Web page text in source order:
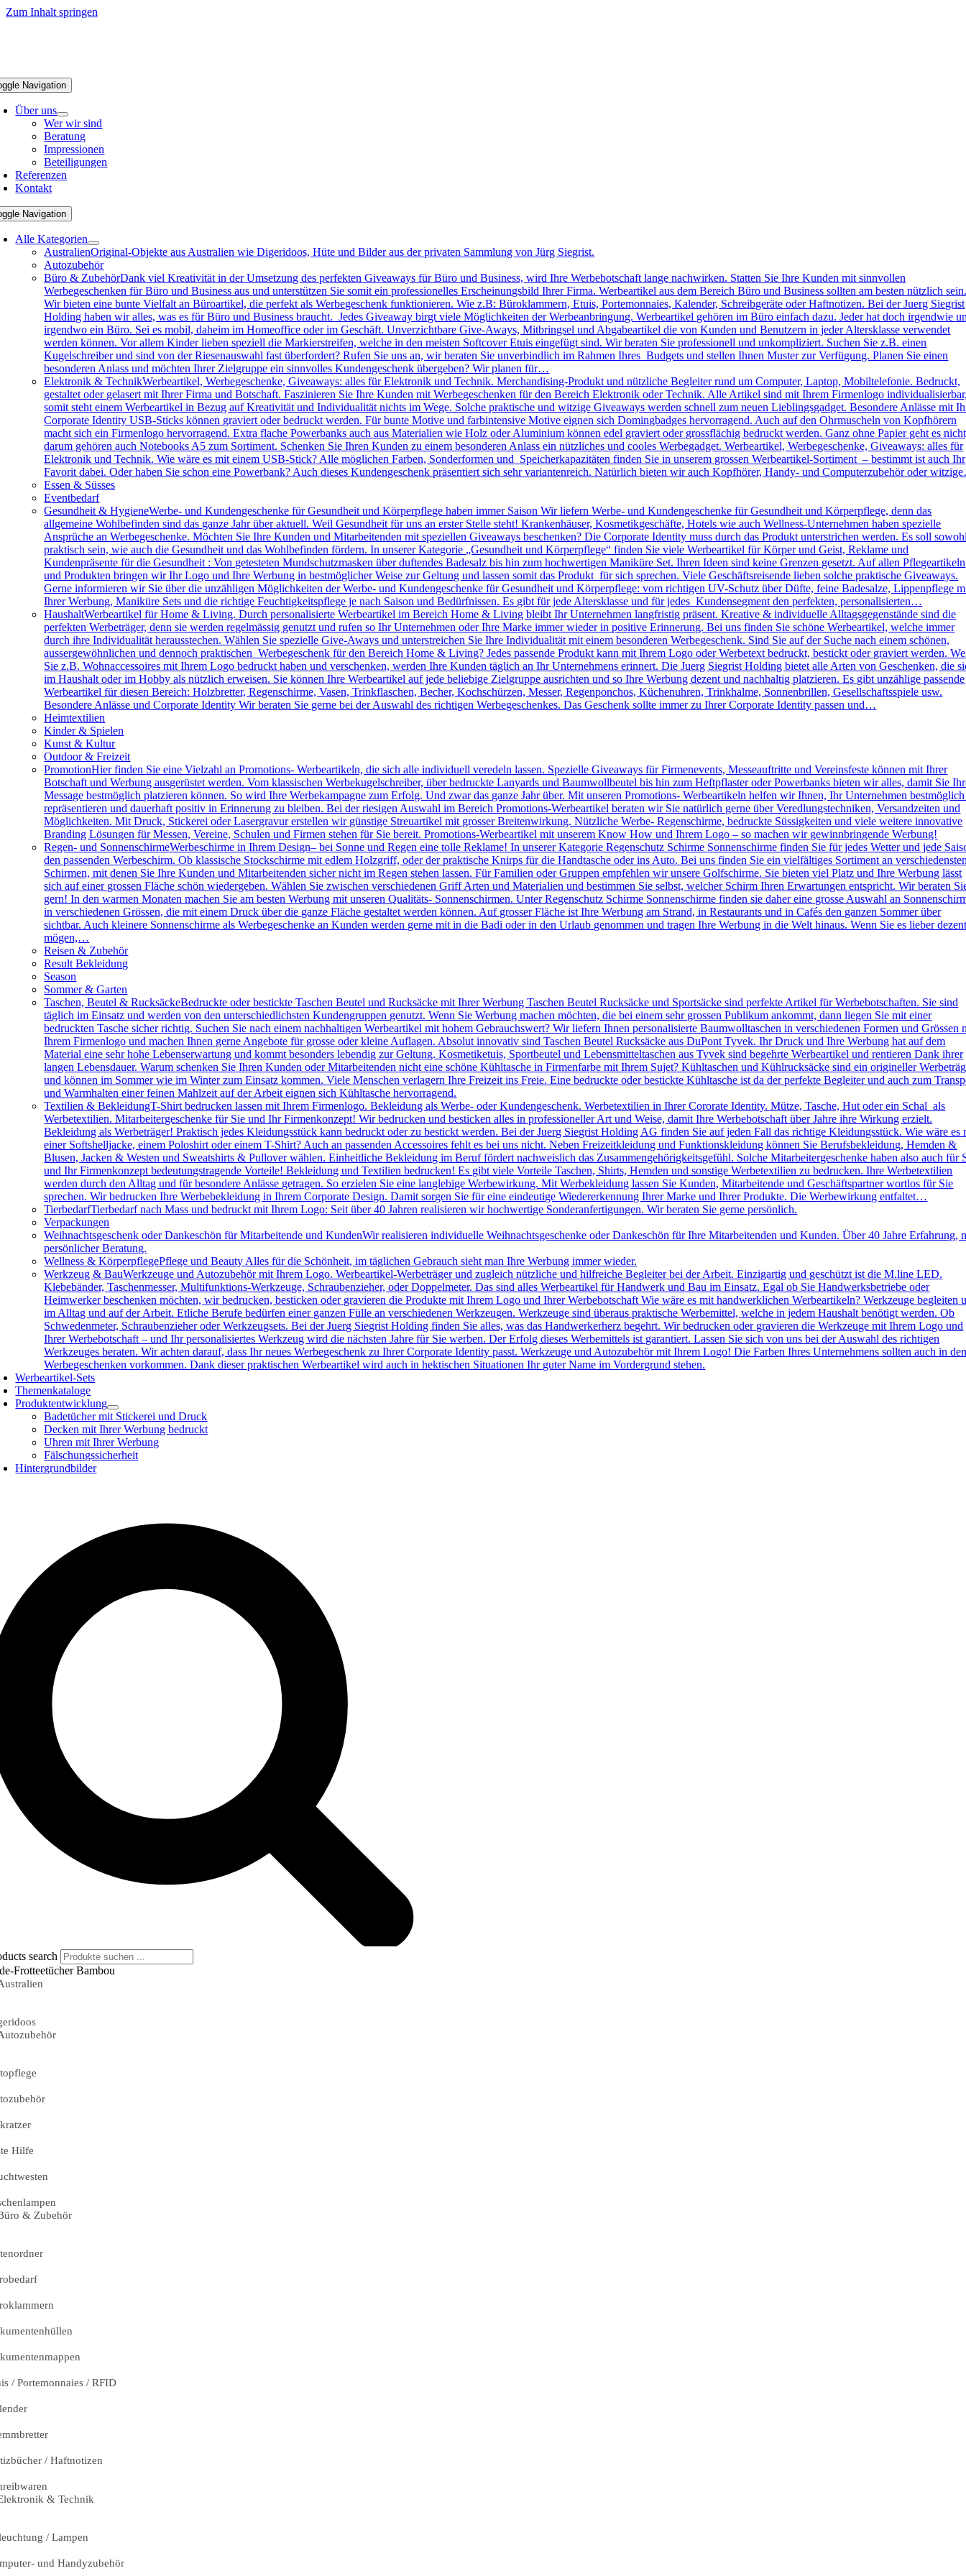
Zum Inhalt springen
Navigation
Über uns
Wer wir sind
Beratung
Impressionen
Beteiligungen
Referenzen
Kontakt
Navigation
Alle Kategorien
AustralienOriginal-Objekte aus Australien wie Digeridoos, Hüte und Bilder aus der privaten Sammlung von Jürg Siegrist.
Autozubehör
Büro & ZubehörDank viel Kreativität in der Umsetzung des perfekten Giveaways für Büro und Business, wird Ihre Werbebotschaft lange nachwirken. Statten Sie Ihre Kunden mit sinnvollen
Werbegeschenken für Büro und Business aus und unterstützen Sie somit ein professionelles Erscheinungsbild Ihrer Firma. Werbeartikel aus dem Bereich Büro und Business sollten am besten nützlich
Wir bieten eine bunte Vielfalt an Büroartikel, die perfekt als Werbegeschenk funktionieren. Wie z.B: Büroklammern, Etuis, Portemonnaies, Kalender, Schreibgeräte oder Haftnotizen. Bei der Juerg Siegrist
Holding haben wir alles, was es für Büro und Business braucht. Jedes Giveaway birgt viele Möglichkeiten der Werbeanbringung. Werbeartikel gehören im Büro einfach dazu. Jeder hat doch irgendwie
irgendwo ein Büro. Sei es mobil, daheim im Homeoffice oder im Geschäft. Unverzichtbare Give-Aways, Mitbringsel und Abgabeartikel die von Kunden und Benutzern in jeder Altersklasse verwendet
werden können. Vor allem Kinder lieben speziell die Markierstreifen, welche in den meisten Softcover Etuis eingefügt sind. Wir beraten Sie professionell und unkompliziert. Suchen Sie z.B. einen
Kugelschreiber und sind von der Riesenauswahl fast überfordert? Rufen Sie uns an, wir beraten Sie unverbindlich im Rahmen Ihres Budgets und stellen Ihnen Muster zur Verfügung. Planen Sie einen
besonderen Anlass und möchten Ihrer Zielgruppe ein sinnvolles Kundengeschenk übergeben? Wir planen für…
Elektronik & TechnikWerbeartikel, Werbegeschenke, Giveaways: alles für Elektronik und Technik. Merchandising-Produkt und nützliche Begleiter rund um Computer, Laptop, Mobiltelefonie. Bedruckt,
gestaltet oder gelasert mit Ihrer Firma und Botschaft. Faszinieren Sie Ihre Kunden mit Werbegeschenken für den Bereich Elektronik oder Technik. Alle Artikel sind mit Ihrem Firmenlogo
somit steht einem Werbeartikel in Bezug auf Kreativität und Individualität nichts im Wege. Solche praktische und witzige Giveaways werden schnell zum neuen Lieblingsgadget. Besondere Anlässe mit
Corporate Identity USB-Sticks können graviert oder bedruckt werden. Für bunte Motive und farbintensive Motive eignen sich Domingbadges hervorragend. Auch auf den Ohrmuscheln von Kopfhörern
macht sich ein Firmenlogo hervorragend. Extra flache Powerbanks auch aus Materialien wie Holz oder Aluminium können edel graviert oder grossflächig bedruckt werden. Ganz ohne Papier geht es
darum gehören auch Notebooks A5 zum Sortiment. Schenken Sie Ihren Kunden zu einem besonderen Anlass ein nützliches und cooles Werbegadget. Werbeartikel, Werbegeschenke, Giveaways: alles für
Elektronik und Technik. Wie wäre es mit einem USB-Stick? Alle möglichen Farben, Sonderformen und Speicherkapazitäten finden Sie in unserem grossen Werbeartikel-Sortiment – bestimmt ist auch Ihr
Favorit dabei. Oder haben Sie schon eine Powerbank? Auch dieses Kundengeschenk präsentiert sich sehr variantenreich. Natürlich bieten wir auch Kopfhörer, Handy- und Computerzubehör oder
Essen & Süsses
Eventbedarf
Gesundheit & HygieneWerbe- und Kundengeschenke für Gesundheit und Körperpflege haben immer Saison Wir liefern Werbe- und Kundengeschenke für Gesundheit und Körperpflege, denn das
allgemeine Wohlbefinden sind das ganze Jahr über aktuell. Weil Gesundheit für uns an erster Stelle steht! Krankenhäuser, Kosmetikgeschäfte, Hotels wie auch Wellness-Unternehmen haben spezielle
Ansprüche an Werbegeschenke. Möchten Sie Ihre Kunden und Mitarbeitenden mit speziellen Giveaways beschenken? Die Corporate Identity muss durch das Produkt unterstrichen werden. Es soll
praktisch sein, wie auch die Gesundheit und das Wohlbefinden fördern. In unserer Kategorie „Gesundheit und Körperpflege“ finden Sie viele Werbeartikel für Körper und Geist, Reklame und
Kundenpräsente für die Gesundheit : Von getesteten Mundschutzmasken über duftendes Badesalz bis hin zum hochwertigen Maniküre Set. Ihren Ideen sind keine Grenzen gesetzt. Auf allen Pflegeartikeln
und Produkten bringen wir Ihr Logo und Ihre Werbung in bestmöglicher Weise zur Geltung und lassen somit das Produkt für sich sprechen. Viele Geschäftsreisende lieben solche praktische Giveaways.
Gerne informieren wir Sie über die unzähligen Möglichkeiten der Werbe- und Kundengeschenke für Gesundheit und Körperpflege: vom richtigen UV-Schutz über Düfte, feine Badesalze, Lippenpflege
Ihrer Werbung, Maniküre Sets und die richtige Feuchtigkeitspflege je nach Saison und Bedürfnissen. Es gibt für jede Altersklasse und für jedes Kundensegment den perfekten, personalisierten…
HaushaltWerbeartikel für Home & Living. Durch personalisierte Werbeartikel im Bereich Home & Living bleibt Ihr Unternehmen langfristig präsent. Kreative & individuelle Alltagsgegenstände sind die
perfekten Werbeträger, denn sie werden regelmässig genutzt und rufen so Ihr Unternehmen oder Ihre Marke immer wieder in positive Erinnerung. Bei uns finden Sie schöne Werbeartikel, welche immer
durch ihre Individualität herausstechen. Wählen Sie spezielle Give-Aways und unterstreichen Sie Ihre Individualität mit einem besonderen Werbegeschenk. Sind Sie auf der Suche nach einem schönen,
aussergewöhnlichen und dennoch praktischen Werbegeschenk für den Bereich Home & Living? Jedes passende Produkt kann mit Ihrem Logo oder Werbetext bedruckt, bestickt oder graviert werden.
Sie z.B. Wohnaccessoires mit Ihrem Logo bedruckt haben und verschenken, werden Ihre Kunden täglich an Ihr Unternehmens erinnert. Die Juerg Siegrist Holding bietet alle Arten von Geschenken, die
im Haushalt oder im Hobby als nützlich erweisen. Sie können Ihre Werbeartikel auf jede beliebige Zielgruppe ausrichten und so Ihre Werbung dezent und nachhaltig platzieren. Es gibt unzählige passende
Werbeartikel für diesen Bereich: Holzbretter, Regenschirme, Vasen, Trinkflaschen, Becher, Kochschürzen, Messer, Regenponchos, Küchenuhren, Trinkhalme, Sonnenbrillen, Gesellschaftsspiele usw.
Besondere Anlässe und Corporate Identity Wir beraten Sie gerne bei der Auswahl des richtigen Werbegeschenkes. Das Geschenk sollte immer zu Ihrer Corporate Identity passen und…
Heimtextilien
Kinder & Spielen
Kunst & Kultur
Outdoor & Freizeit
PromotionHier finden Sie eine Vielzahl an Promotions- Werbeartikeln, die sich alle individuell veredeln lassen. Spezielle Giveaways für Firmenevents, Messeauftritte und Vereinsfeste können mit Ihrer
Botschaft und Werbung ausgerüstet werden. Vom klassischen Werbekugelschreiber, über bedruckte Lanyards und Baumwollbeutel bis hin zum Heftpflaster oder Powerbanks bieten wir alles, damit Sie
Message bestmöglich platzieren können. So wird Ihre Werbekampagne zum Erfolg. Und zwar das ganze Jahr über. Mit unseren Promotions- Werbeartikeln helfen wir Ihnen, Ihr Unternehmen
repräsentieren und dauerhaft positiv in Erinnerung zu bleiben. Bei der riesigen Auswahl im Bereich Promotions-Werbeartikel beraten wir Sie natürlich gerne über Veredlungstechniken, Versandzeiten und
Möglichkeiten. Mit Druck, Stickerei oder Lasergravur erstellen wir günstige Streuartikel mit grosser Breitenwirkung. Nützliche Werbe- Regenschirme, bedruckte Süssigkeiten und viele weitere innovative
Branding Lösungen für Messen, Vereine, Schulen und Firmen stehen für Sie bereit. Promotions-Werbeartikel mit unserem Know How und Ihrem Logo – so machen wir gewinnbringende Werbung!
Regen- und SonnenschirmeWerbeschirme in Ihrem Design– bei Sonne und Regen eine tolle Reklame! In unserer Kategorie Regenschutz Schirme Sonnenschirme finden Sie für jedes Wetter und jede
den passenden Werbeschirm. Ob klassische Stockschirme mit edlem Holzgriff, oder der praktische Knirps für die Handtasche oder ins Auto. Bei uns finden Sie ein vielfältiges Sortiment an
Schirmen, mit denen Sie Ihre Kunden und Mitarbeitenden sicher nicht im Regen stehen lassen. Für Familien oder Gruppen empfehlen wir unsere Golfschirme. Sie bieten viel Platz und Ihre Werbung lässt
sich auf einer grossen Fläche schön wiedergeben. Wählen Sie zwischen verschiedenen Griff Arten und Materialien und bestimmen Sie selbst, welcher Schirm Ihren Erwartungen entspricht. Wir beraten
gern! In den warmen Monaten machen Sie am besten Werbung mit unseren Qualitäts- Sonnenschirmen. Unter Regenschutz Schirme Sonnenschirme finden sie daher eine grosse Auswahl an
in verschiedenen Grössen, die mit einem Druck über die ganze Fläche gestaltet werden können. Auf grosser Fläche ist Ihre Werbung am Strand, in Restaurants und in Cafés den ganzen Sommer über
sichtbar. Auch kleinere Sonnenschirme als Werbegeschenke an Kunden werden gerne mit in die Badi oder in den Urlaub genommen und tragen Ihre Werbung in die Welt hinaus. Wenn Sie es lieber
mögen,…
Reisen & Zubehör
Result Bekleidung
Season
Sommer & Garten
Taschen, Beutel & RucksäckeBedruckte oder bestickte Taschen Beutel und Rucksäcke mit Ihrer Werbung Taschen Beutel Rucksäcke und Sportsäcke sind perfekte Artikel für Werbebotschaften. Sie sind
täglich im Einsatz und werden von den unterschiedlichsten Kundengruppen genutzt. Wenn Sie Werbung machen möchten, die bei einem sehr grossen Publikum ankommt, dann liegen Sie mit einer
bedruckten Tasche sicher richtig. Suchen Sie nach einem nachhaltigen Werbeartikel mit hohem Gebrauchswert? Wir liefern Ihnen personalisierte Baumwolltaschen in verschiedenen Formen und Grössen
Ihrem Firmenlogo und machen Ihnen gerne Angebote für grosse oder kleine Auflagen. Absolut innovativ sind Taschen Beutel Rucksäcke aus DuPont Tyvek. Ihr Druck und Ihre Werbung hat auf dem
Material eine sehr hohe Lebenserwartung und kommt besonders lebendig zur Geltung. Kosmetiketuis, Sportbeutel und Lebensmitteltaschen aus Tyvek sind begehrte Werbeartikel und rentieren Dank ihrer
langen Lebensdauer. Warum schenken Sie Ihren Kunden oder Mitarbeitenden nicht eine schöne Kühltasche in Firmenfarbe mit Ihrem Sujet? Kühltaschen und Kühlrucksäcke sind ein origineller
und können im Sommer wie im Winter zum Einsatz kommen. Viele Menschen verlagern Ihre Freizeit ins Freie. Eine bedruckte oder bestickte Kühltasche ist da der perfekte Begleiter und auch zum
und Warmhalten einer feinen Mahlzeit auf der Arbeit eignen sich Kühltasche hervorragend.
Textilien & BekleidungT-Shirt bedrucken lassen mit Ihrem Firmenlogo. Bekleidung als Werbe- oder Kundengeschenk. Werbetextilien in Ihrer Cororate Identity. Mütze, Tasche, Hut oder ein Schal als
Werbetextilien. Mitarbeitergeschenke für Sie und Ihr Firmenkonzept! Wir bedrucken und besticken alles in professioneller Art und Weise, damit Ihre Werbebotschaft über Jahre ihre Wirkung erzielt.
Bekleidung als Werbeträger! Praktisch jedes Kleidungsstück kann bedruckt oder zu bestickt werden. Bei der Juerg Siegrist Holding AG finden Sie auf jeden Fall das richtige Kleidungsstück. Wie wäre es
einer Softshelljacke, einem Poloshirt oder einem T-Shirt? Auch an passenden Accessoires fehlt es bei uns nicht. Neben Freizeitkleidung und Funktionskleidung können Sie Berufsbekleidung, Hemden &
Blusen, Jacken & Westen und Sweatshirts & Pullover wählen. Einheitliche Bekleidung im Beruf fördert nachweislich das Zusammengehörigkeitsgefühl. Solche Mitarbeitergeschenke haben also auch für
und Ihr Firmenkonzept bedeutungstragende Vorteile! Bekleidung und Textilien bedrucken! Es gibt viele Vorteile Taschen, Shirts, Hemden und sonstige Werbetextilien zu bedrucken. Ihre Werbetextilien
werden durch den Alltag und für besondere Anlässe getragen. So erzielen Sie eine langlebige Werbewirkung. Mit Werbekleidung lassen Sie Kunden, Mitarbeitende und Geschäftspartner wortlos für Sie
sprechen. Wir bedrucken Ihre Werbebekleidung in Ihrem Corporate Design. Damit sorgen Sie für eine eindeutige Wiedererkennung Ihrer Marke und Ihrer Produkte. Die Werbewirkung entfaltet…
TierbedarfTierbedarf nach Mass und bedruckt mit Ihrem Logo: Seit über 40 Jahren realisieren wir hochwertige Sonderanfertigungen. Wir beraten Sie gerne persönlich.
Verpackungen
Weihnachtsgeschenk oder Dankeschön für Mitarbeitende und KundenWir realisieren individuelle Weihnachtsgeschenke oder Dankeschön für Ihre Mitarbeitenden und Kunden. Über 40 Jahre Erfahrung,
persönlicher Beratung.
Wellness & KörperpflegePflege und Beauty Alles für die Schönheit, im täglichen Gebrauch sieht man Ihre Werbung immer wieder.
Werkzeug & BauWerkzeuge und Autozubehör mit Ihrem Logo. Werbeartikel-Werbeträger und zugleich nützliche und hilfreiche Begleiter bei der Arbeit. Einzigartig und geschützt ist die M.line LED.
Klebebänder, Taschenmesser, Multifunktions-Werkzeuge, Schraubenzieher, oder Doppelmeter. Das sind alles Werbeartikel für Handwerk und Bau im Einsatz. Egal ob Sie Handwerksbetriebe oder
Heimwerker beschenken möchten, wir bedrucken, besticken oder gravieren die Produkte mit Ihrem Logo und Ihrer Werbebotschaft Wie wäre es mit handwerklichen Werbeartikeln? Werkzeuge begleiten
im Alltag und auf der Arbeit. Etliche Berufe bedürfen einer ganzen Fülle an verschiedenen Werkzeugen. Werkzeuge sind überaus praktische Werbemittel, welche in jedem Haushalt benötigt werden. Ob
Schwedenmeter, Schraubenzieher oder Werkzeugsets. Bei der Juerg Siegrist Holding finden Sie alles, was das Handwerkerherz begehrt. Wir bedrucken oder gravieren die Werkzeuge mit Ihrem Logo und
Ihrer Werbebotschaft – und Ihr personalisiertes Werkzeug wird die nächsten Jahre für Sie werben. Der Erfolg dieses Werbemittels ist garantiert. Lassen Sie sich von uns bei der Auswahl des richtigen
Werkzeuges beraten. Wir achten darauf, dass Ihr neues Werbegeschenk zu Ihrer Corporate Identity passt. Werkzeuge und Autozubehör mit Ihrem Logo! Die Farben Ihres Unternehmens sollten auch in
Werbegeschenken vorkommen. Dank dieser praktischen Werbeartikel wird auch in hektischen Situationen Ihr guter Name im Vordergrund stehen.
Werbeartikel-Sets
Themenkataloge
Produktentwicklung
Badetücher mit Stickerei und Druck
Decken mit Ihrer Werbung bedruckt
Uhren mit Ihrer Werbung
Fälschungssicherheit
Hintergrundbilder
search
Frotteetücher Bambou
Hilfe
& Zubehör
/ Portemonnaies / RFID
/ Haftnotizen
& Technik
/ Lampen
und Handyzubehör